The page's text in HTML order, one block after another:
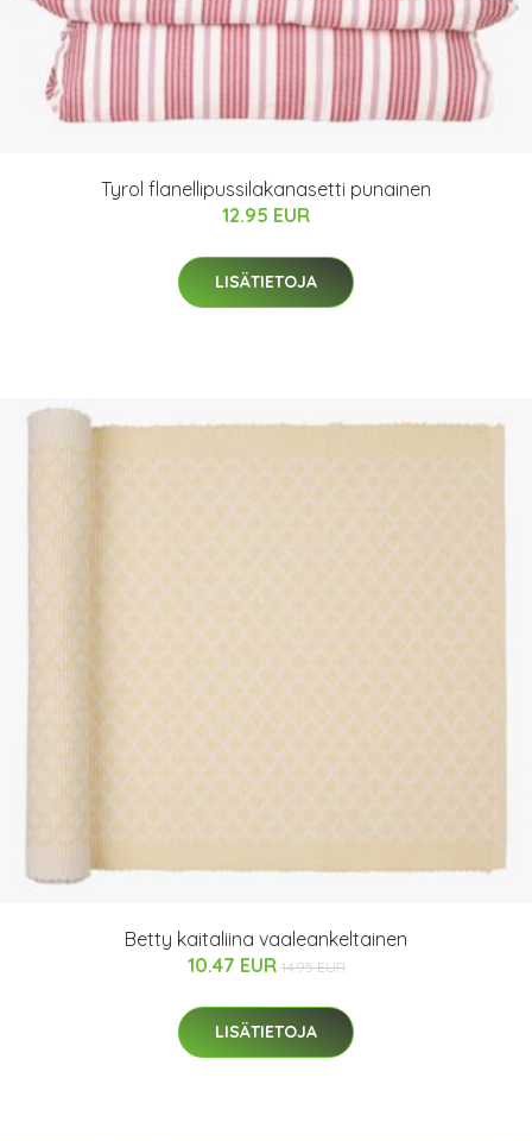
Tyrol flanellipussilakanasetti punainen
12.95 EUR
LISÄTIETOJA
Betty kaitaliina vaaleankeltainen
10.47 EUR 14.95 EUR
LISÄTIETOJA